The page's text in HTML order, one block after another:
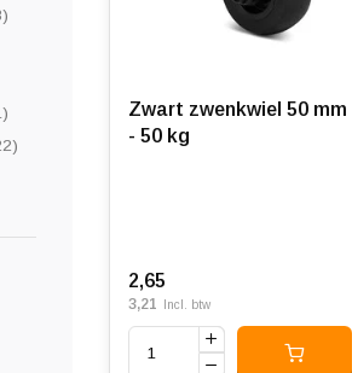
Zwart zwenkwiel 50 mm
- 50 kg
2,65
3,21 Incl. btw